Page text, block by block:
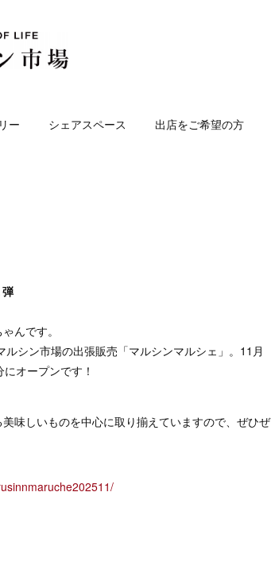
ー シェアスペース 出店をご希望の方
んです。
シン市場の出張販売「マルシンマルシェ」。11月
オープンです！
味しいものを中心に取り揃えていますので、ぜひぜ